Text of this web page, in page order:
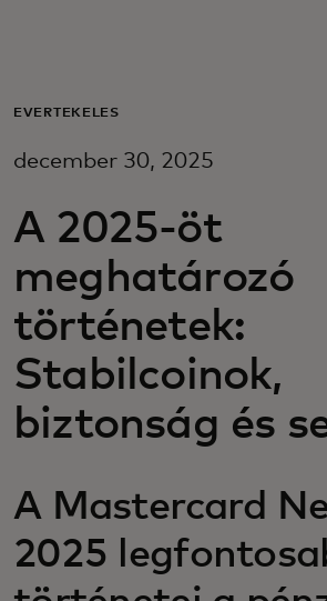
Vállalkozásoknak
Innovátoroknak
Hírek és trendek
ÉVÉRTÉKELÉS
december 30, 2025
A 2025-öt
meghatározó
történetek:
Stabilcoinok,
biztonság és
A Mastercard
2025